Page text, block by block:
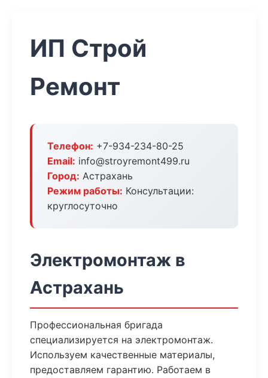
ИП Строй
Ремонт
Телефон: +7-934-234-80-25
Email: info@stroyremont499.ru
Город: Астрахань
Режим работы: Консультации:
круглосуточно
Электромонтаж в
Астрахань
Профессиональная бригада
специализируется на электромонтаж.
Используем качественные материалы,
предоставляем гарантию. Работаем в